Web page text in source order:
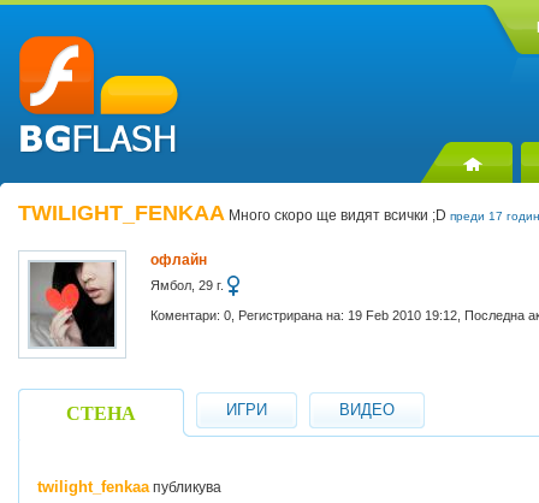
TWILIGHT_FENKAA Много скоро ще видят всички ;D преди 17
офлайн
Ямбол, 29 г.
Коментари: 0, Регистрирана на: 19 Feb 2010 19:12, Последна
СТЕНА ИГРИ ВИДЕО
twilight_fenkaaпубликува